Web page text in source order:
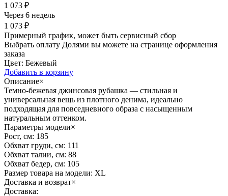
1 073 ₽
Через 6 недель
1 073 ₽
Примерный график, может быть сервисный сбор
Выбрать оплату Долями вы можете на странице оформления
заказа
Цвет: Бежевый
Добавить в корзину
Описание×
Темно-бежевая джинсовая рубашка — стильная и
универсальная вещь из плотного денима, идеально
подходящая для повседневного образа с насыщенным
натуральным оттенком.
Параметры модели×
Рост, см: 185
Обхват груди, см: 111
Обхват талии, см: 88
Обхват бедер, см: 105
Размер товара на модели: XL
Доставка и возврат×
Доставка: